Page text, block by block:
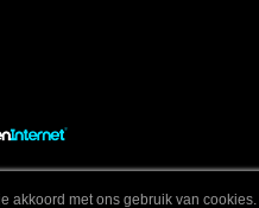
akkoord met ons gebruik van cookies.